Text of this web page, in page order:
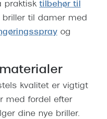
praktisk tilbehør til
til damer med
og
kvalitet er vigtigt
med fordel efter
dine nye briller.